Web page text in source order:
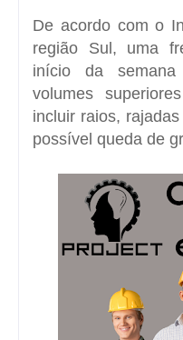
De acordo com o
região Sul, uma
início da semana
volumes
incluir raios,
possível queda de